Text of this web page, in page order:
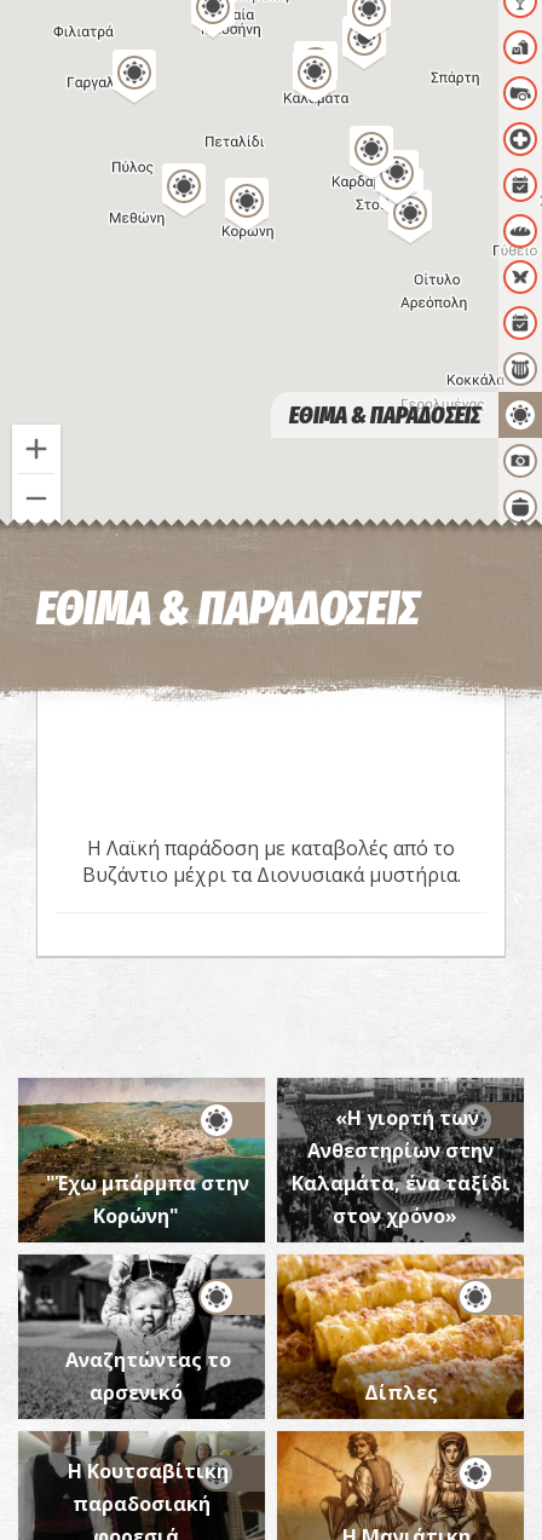
Η εικόνα ενδέχεται να υπόκειται σε πνευματικά δικαιώματα
ΕΘΙΜΑ & ΠΑΡΑΔΟΣΕΙΣ
ΕΘΙΜΑ & ΠΑΡΑΔΟΣΕΙΣ
Η Λαϊκή παράδοση με καταβολές από το
Βυζάντιο μέχρι τα Διονυσιακά μυστήρια.
"Έχω μπάρμπα στην
Κορώνη"
«Η γιορτή των
Ανθεστηρίων στην
Καλαμάτα, ένα ταξίδι
στον χρόνο»
Αναζητώντας το
αρσενικό
Δίπλες
Η Κουτσαβίτικη
παραδοσιακή